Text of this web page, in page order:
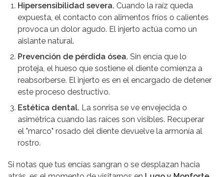
Hipersensibilidad severa. Cuando la raíz queda
expuesta, el contacto con alimentos fríos o calientes
provoca un dolor agudo. El injerto actúa como un
aislante natural.
Prevención de pérdida ósea. Sin encía que lo
proteja, el hueso que sostiene el diente comienza a
reabsorberse. El injerto es en el encargado de detener
este proceso destructivo.
Estética dental. La sonrisa se ve envejecida o
asimétrica cuando las raíces son visibles. Recuperar
el "marco" rosado del diente devuelve la armonía al
rostro.
Si notas que tus encías sangran o se desplazan hacia